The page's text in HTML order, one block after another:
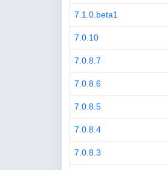
7.1.0.beta1
7.0.10
7.0.8.7
7.0.8.6
7.0.8.5
7.0.8.4
7.0.8.3